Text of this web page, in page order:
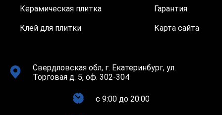
Керамическая плитка
Клей для плитки
Гарантия
Карта сайта
Свердловская обл, г. Екатеринбург, ул.
Торговая д. 5, оф. 302-304
c 9:00 до 20:00